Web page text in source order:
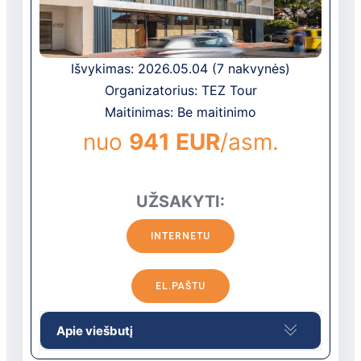
registratūra
belaidis internetas -registratūroje,
nemokamai
liftas yra
skalbykla už papildomą mokestį
Išvykimas: 2026.05.04 (7 nakvynės)
Organizatorius: TEZ Tour
Maitinimas: Be maitinimo
nuo 941 EUR/asm.
UŽSAKYTI:
INTERNETU
EL.PAŠTU
Apie viešbutį